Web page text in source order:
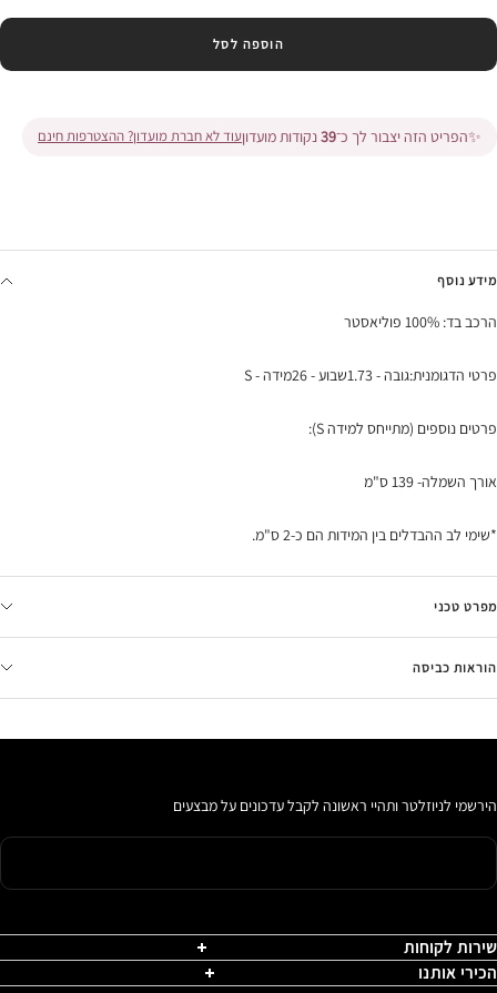
הוספה לסל
✨הפריט הזה יצבור לך כ־39נקודות מועדוןעוד לא חברת מועדון? ההצטרפות חינם
מידע נוסף
הרכב בד: 100% פוליאסטר
פרטי הדגומנית:גובה - 1.73שבוע - 26מידה - S
פרטים נוספים (מתייחס למידה S):
אורך השמלה- 139 ס"מ
*שימי לב ההבדלים בין המידות הם כ-2 ס"מ.
מפרט טכני
הוראות כביסה
הירשמי לניוזלטר ותהיי ראשונה לקבל עדכונים על מבצעים
שירות לקוחות
הכירי אותנו